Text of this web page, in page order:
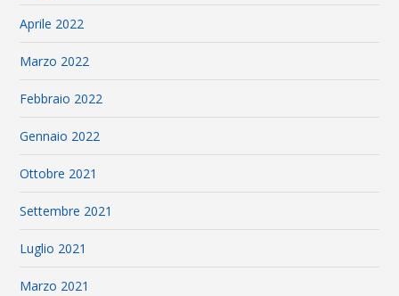
Aprile 2022
Marzo 2022
Febbraio 2022
Gennaio 2022
Ottobre 2021
Settembre 2021
Luglio 2021
Marzo 2021